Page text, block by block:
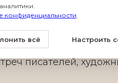
конфиденциальности.
всё Настроить
Где появился
самого
ресторанах XIX
кафе и
писателей,